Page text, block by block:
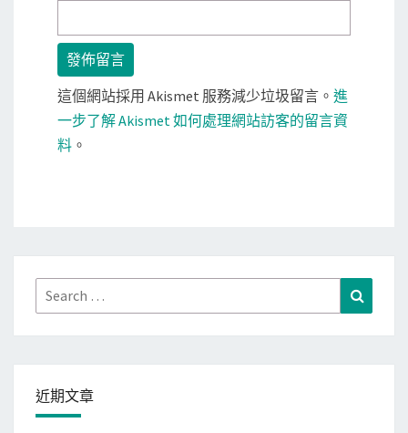
這個網站採用 Akismet 服務減少垃圾留言。 進
一步了解 Akismet 如何處理網站訪客的留言資
料 。
Search
for:
近期文章